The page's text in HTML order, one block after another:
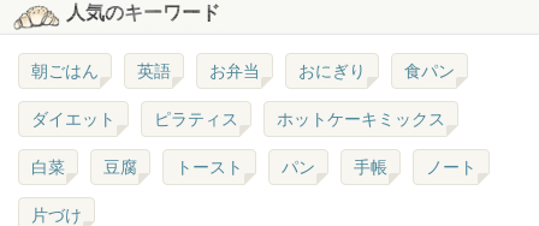
人気のキーワード
朝ごはん 英語 お弁当 おにぎり 食パン
ダイエット ピラティス ホットケーキミックス
白菜 豆腐 トースト パン 手帳 ノート
片づけ